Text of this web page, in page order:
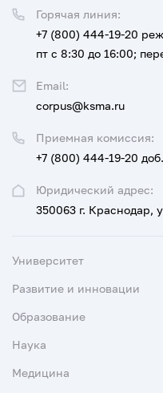
Юридический адрес:
350063 г. Краснодар,
Приемная комиссия:
+7 (800) 444-19-20
Горячая линия:
+7 (800) 444-19-20
пт с 8:30 до 16:00;
Email:
corpus@ksma.ru
Университет
Развитие и инновации
Образование
Наука
Медицина